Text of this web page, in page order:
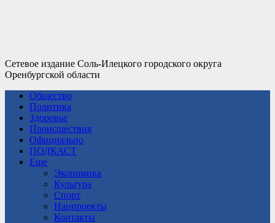
Сетевое издание Соль-Илецкого городского округа
Оренбургской области
Общество
Политика
Здоровье
Происшествия
Официально
ПОДКАСТ
Еще
Экономика
Культура
Спорт
Нацпроекты
Контакты